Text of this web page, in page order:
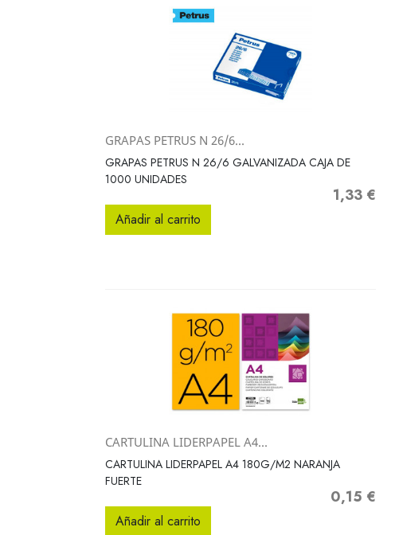
 Vista rápida
GRAPAS PETRUS N 26/6...
GRAPAS PETRUS N 26/6 GALVANIZADA CAJA DE
1000 UNIDADES
Precio
1,33 €
Añadir al carrito
Vista rápida
CARTULINA LIDERPAPEL A4...
CARTULINA LIDERPAPEL A4 180G/M2 NARANJA
FUERTE
Precio
0,15 €
Añadir al carrito